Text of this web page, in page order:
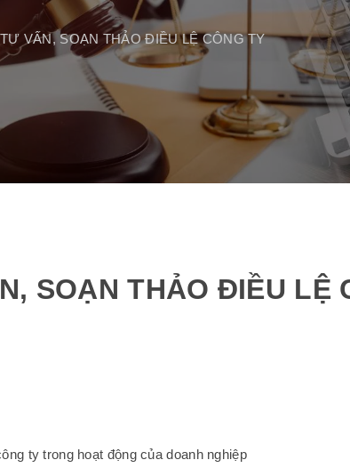
VẤN, SOẠN THẢO ĐIỀU LỆ CÔNG TY
SOẠN THẢO ĐIỀU LỆ
ty trong hoạt động của doanh nghiệp